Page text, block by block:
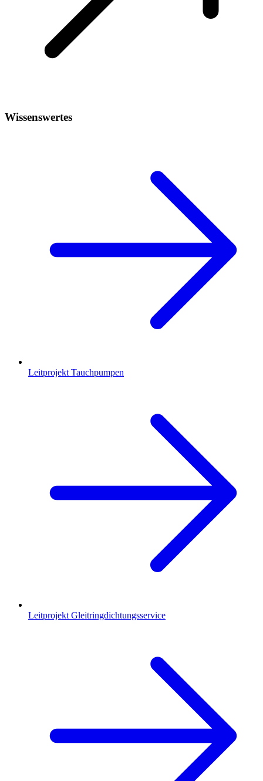
Wissenswertes
Leitprojekt Tauchpumpen
Leitprojekt Gleitringdichtungsservice